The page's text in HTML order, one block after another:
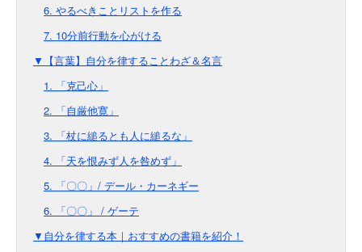
6. やるべきことリストを作る
7. 10分前行動を心がける
▼【言葉】自分を律することわざ＆名言
1. 「克己心」
2. 「自厳他寛」
3. 「杖に縋るとも人に縋るな」
4. 「天を恨みず人を咎めず」
5. 「〇〇」/ デール・カーネギー
6. 「〇〇」 / ゲーテ
▼自分を律する本｜おすすめの書籍を紹介！